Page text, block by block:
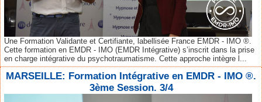
Une Formation Validante et Certifiante, labellisée France EMDR - IMO ®.
Cette formation en EMDR - IMO (EMDR Intégrative) s’inscrit dans la prise
en charge intégrative du psychotraumatisme. Cette approche intègre l...
MARSEILLE: Formation Intégrative en EMDR - IMO ®.
3ème Session. 3/4